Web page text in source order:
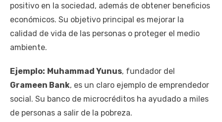
positivo en la sociedad, además de obtener beneficios
económicos. Su objetivo principal es mejorar la
calidad de vida de las personas o proteger el medio
ambiente.
Ejemplo: Muhammad Yunus, fundador del
Grameen Bank, es un claro ejemplo de emprendedor
social. Su banco de microcréditos ha ayudado a miles
de personas a salir de la pobreza.